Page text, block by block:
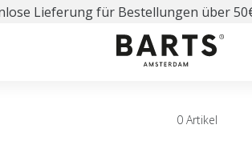
Lieferung für Bestellungen über
0 Artikel